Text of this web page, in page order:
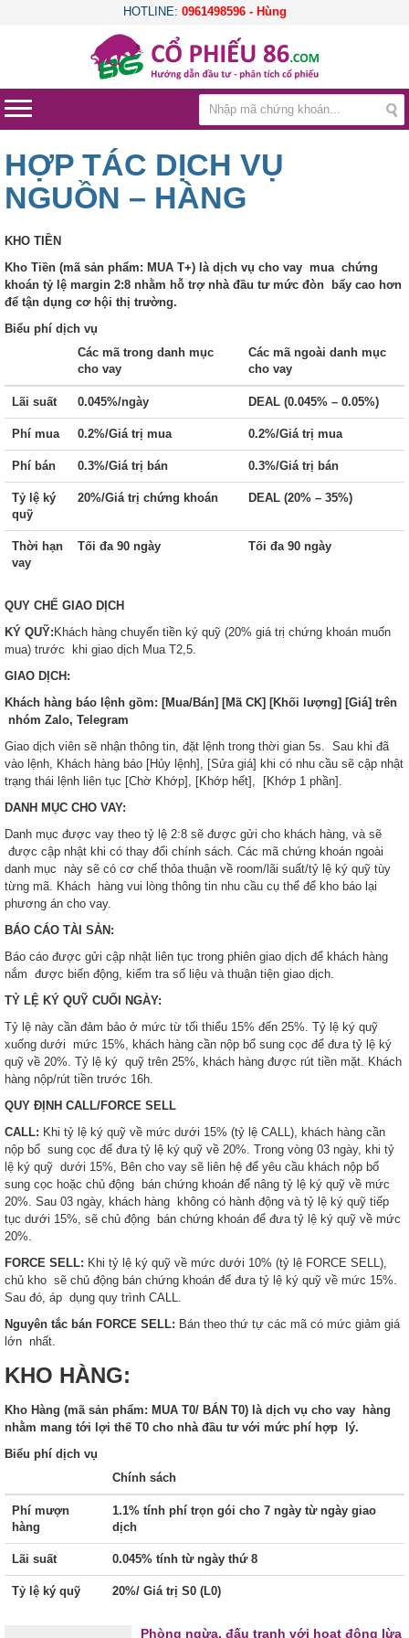
HOTLINE: 0961498596 - Hùng
HỢP TÁC DỊCH VỤ
NGUỒN – HÀNG
KHO TIỀN
Kho Tiền (mã sản phẩm: MUA T+) là dịch vụ cho vay mua chứng
khoán tỷ lệ margin 2:8 nhằm hỗ trợ nhà đầu tư mức đòn bẩy cao hơn
để tận dụng cơ hội thị trường.
Biểu phí dịch vụ
Các mã trong danh mục
cho vay
Các mã ngoài danh mục
cho vay
Lãi suất 0.045%/ngày DEAL (0.045% – 0.05%)
Phí mua 0.2%/Giá trị mua 0.2%/Giá trị mua
Phí bán 0.3%/Giá trị bán 0.3%/Giá trị bán
Tỷ lệ ký
quỹ
20%/Giá trị chứng khoán DEAL (20% – 35%)
Thời hạn
vay
Tối đa 90 ngày Tối đa 90 ngày
QUY CHẾ GIAO DỊCH
KÝ QUỸ: Khách hàng chuyển tiền ký quỹ (20% giá trị chứng khoán muốn
mua) trước khi giao dịch Mua T2,5.
GIAO DỊCH:
Khách hàng báo lệnh gồm: [Mua/Bán] [Mã CK] [Khối lượng] [Giá] trên
nhóm Zalo, Telegram
Giao dịch viên sẽ nhận thông tin, đặt lệnh trong thời gian 5s. Sau khi đã
vào lệnh, Khách hàng báo [Hủy lệnh], [Sửa giá] khi có nhu cầu sẽ cập nhật
trạng thái lệnh liên tục [Chờ Khớp], [Khớp hết], [Khớp 1 phần].
DANH MỤC CHO VAY:
Danh mục được vay theo tỷ lệ 2:8 sẽ được gửi cho khách hàng, và sẽ
được cập nhật khi có thay đổi chính sách. Các mã chứng khoán ngoài
danh mục này sẽ có cơ chế thỏa thuận về room/lãi suất/tỷ lệ ký quỹ tùy
từng mã. Khách hàng vui lòng thông tin nhu cầu cụ thể để kho báo lại
phương án cho vay.
BÁO CÁO TÀI SẢN:
Báo cáo được gửi cập nhật liên tục trong phiên giao dịch để khách hàng
nắm được biến động, kiểm tra số liệu và thuận tiện giao dịch.
TỶ LỆ KÝ QUỸ CUỐI
NGÀY:
Tỷ lệ này cần đảm bảo ở mức từ tối thiểu 15% đến 25%. Tỷ lệ ký quỹ
xuống dưới mức 15%, khách hàng cần nộp bổ sung cọc để đưa tỷ lệ ký
quỹ về 20%. Tỷ lệ ký quỹ trên 25%, khách hàng được rút tiền mặt. Khách
hàng nộp/rút tiền trước 16h.
QUY ĐỊNH CALL/FORCE SELL
CALL: Khi tỷ lệ ký quỹ về mức dưới 15% (tỷ lệ CALL), khách hàng cần
nộp bổ sung cọc để đưa tỷ lệ ký quỹ về 20%. Trong vòng 03 ngày, khi tỷ
lệ ký quỹ dưới 15%, Bên cho vay sẽ liên hệ để yêu cầu khách nộp bổ
sung cọc hoặc chủ động bán chứng khoán để nâng tỷ lệ ký quỹ về mức
20%. Sau 03 ngày, khách hàng không có hành động và tỷ lệ ký quỹ tiếp
tục dưới 15%, sẽ chủ động bán chứng khoán để đưa tỷ lệ ký quỹ về mức
20%.
FORCE SELL: Khi tỷ lệ ký quỹ về mức dưới 10% (tỷ lệ FORCE SELL),
chủ kho sẽ chủ động bán chứng khoán để đưa tỷ lệ ký quỹ về mức 15%.
Sau đó, áp dụng quy trình CALL.
Nguyên tắc bán FORCE SELL: Bán theo thứ tự các mã có mức giảm giá
lớn nhất.
KHO HÀNG:
Kho Hàng (mã sản phẩm: MUA T0/ BÁN T0) là dịch vụ cho vay
hàng
nhằm mang tới lợi thế T0 cho nhà đầu tư với mức phí hợp
lý.
Biểu phí dịch vụ
Chính sách
Phí mượn
hàng
1.1% tính phí trọn gói cho 7 ngày từ ngày giao
dịch
Lãi suất 0.045% tính từ ngày thứ 8
Tỷ lệ ký quỹ 20%/ Giá trị S0 (L0)
Phòng ngừa, đấu tranh với hoạt động lừa